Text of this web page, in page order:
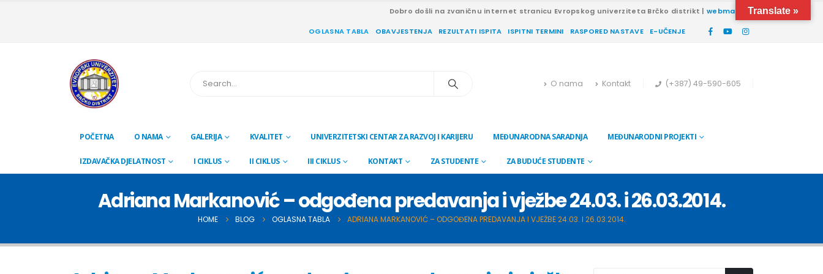
Dobro došli na zvaničnu internet stranicu Evropskog univerziteta Brčko distrikt |webmail
OGLASNA TABLA OBAVJESTENJA REZULTATI ISPITA ISPITNI TERMINI RASPORED NASTAVE E-UČENJE
O nama Kontakt (+387) 49-590-605
POČETNA O NAMA GALERIJA KVALITET UNIVERZITETSKI CENTAR ZA RAZVOJ I KARIJERU MEĐUNARODNA SARADNJA MEĐUNARODNI PROJEKTI
IZDAVAČKA DJELATNOST I CIKLUS II CIKLUS III CIKLUS KONTAKT ZA STUDENTE ZA BUDUĆE STUDENTE
Adriana Markanović – odgođena predavanja i vježbe 24.03. i 26.03.2014.
HOME BLOG OGLASNA TABLA ADRIANA MARKANOVIĆ – ODGOĐENA PREDAVANJA I VJEŽBE 24.03. I 26.03.2014.
Translate »